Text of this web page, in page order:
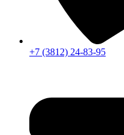
+7 (3812) 24-83-95